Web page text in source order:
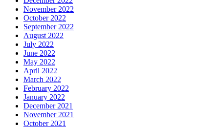
November 2022
October 2022
September 2022
August 2022
July 2022
June 2022
May 2022
April 2022
March 2022
February 2022
January 2022
December 2021
November 2021
October 2021